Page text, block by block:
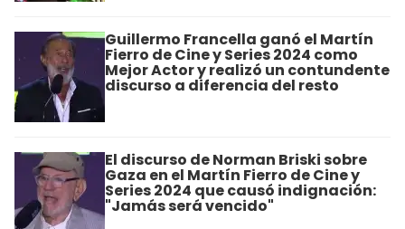
Guillermo Francella ganó el Martín
Fierro de Cine y Series 2024 como
Mejor Actor y realizó un contundente
discurso a diferencia del resto
El discurso de Norman Briski sobre
Gaza en el Martín Fierro de Cine y
Series 2024 que causó indignación:
"Jamás será vencido"